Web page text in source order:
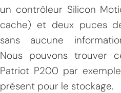
un contrôleur Silicon
cache) et deux puces
sans aucune
Nous pouvons trouver
Patriot P200 par
présent pour le stockage.